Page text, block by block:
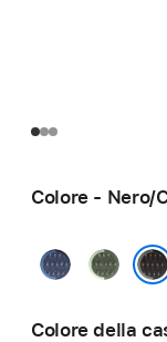
Colore - Nero/
Blu/BluVerde/
Colore della